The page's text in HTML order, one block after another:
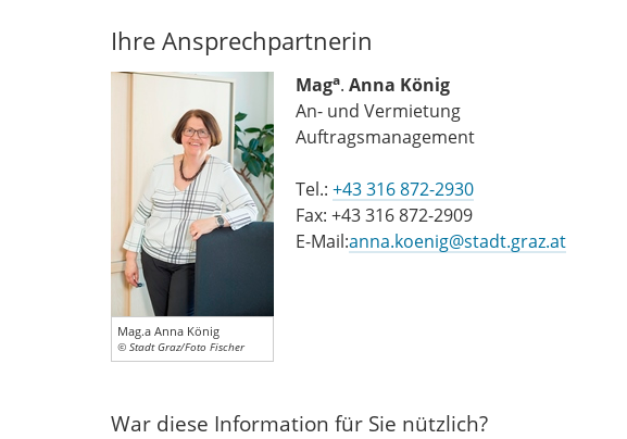
Ihre Ansprechpartnerin
Mag.a Anna König
© Stadt Graz/Foto Fischer
Maga. Anna König
An- und Vermietung
Auftragsmanagement
Tel.: +43 316 872-2930
Fax: +43 316 872-2909
E-Mail:anna.koenig@stadt.graz.at
War diese Information für Sie nützlich?